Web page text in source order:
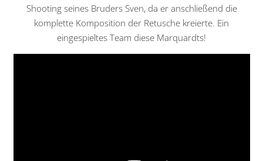
Shooting seines Bruders Sven, da er anschließend die
komplette Komposition der Retusche kreierte. Ein
eingespieltes Team diese Marquardts!